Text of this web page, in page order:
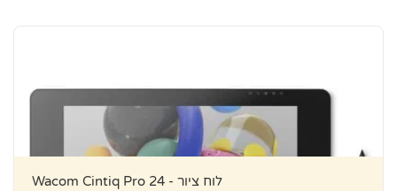
Wacom Cintiq Pro 24 - לוח ציור